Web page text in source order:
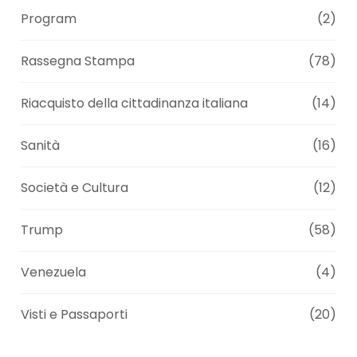
Program (2)
Rassegna Stampa (78)
Riacquisto della cittadinanza italiana (14)
Sanità (16)
Società e Cultura (12)
Trump (58)
Venezuela (4)
Visti e Passaporti (20)